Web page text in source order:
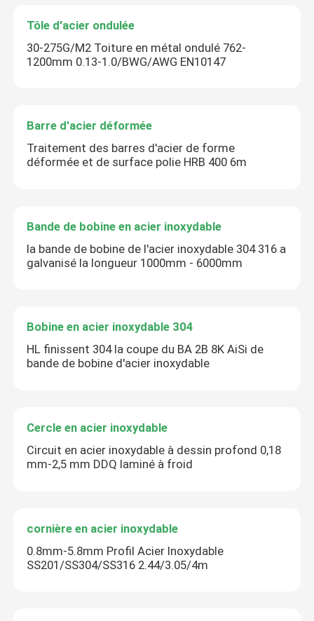
Tôle d'acier ondulée
30-275G/M2 Toiture en métal ondulé 762-
1200mm 0.13-1.0/BWG/AWG EN10147
Barre d'acier déformée
Traitement des barres d'acier de forme
déformée et de surface polie HRB 400 6m
Bande de bobine en acier inoxydable
la bande de bobine de l'acier inoxydable 304 316 a
galvanisé la longueur 1000mm - 6000mm
Bobine en acier inoxydable 304
HL finissent 304 la coupe du BA 2B 8K AiSi de
bande de bobine d'acier inoxydable
Cercle en acier inoxydable
Circuit en acier inoxydable à dessin profond 0,18
mm-2,5 mm DDQ laminé à froid
cornière en acier inoxydable
0.8mm-5.8mm Profil Acier Inoxydable
SS201/SS304/SS316 2.44/3.05/4m